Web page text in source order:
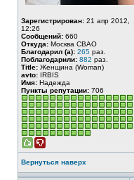
Зарегистрирован: 21 апр 2012,
12:26
Сообщений: 660
Откуда: Москва СВАО
Благодарил (а): 265 раз.
Поблагодарили: 882 раз.
Title: Женщина (Woman)
avto: IRBIS
Имя: Надежда
Пункты репутации: 706
Вернуться наверх